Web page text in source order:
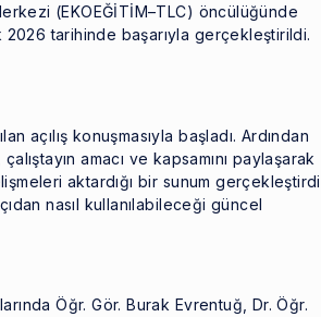
(EKOEĞİTİM–TLC) öncülüğünde
2026 tarihinde başarıyla gerçekleştirildi.
açılış konuşmasıyla başladı. Ardından
amacı ve kapsamını paylaşarak
aktardığı bir sunum
nasıl kullanılabileceği güncel
Öğr. Gör. Burak Evrentuğ, Dr. Öğr.